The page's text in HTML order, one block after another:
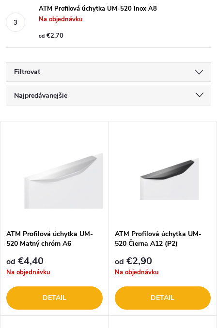
ATM Profilová úchytka UM-520 Inox A8
Na objednávku
od €2,70
Filtrovať
R
a
e
p
r
o
Najpredávanejšie
s
p
r
o
ATM Profilová úchytka UM-
520 Matný chróm A6
od €4,40
Na objednávku
DETAIL
ATM Profilová úchytka UM-
520 Čierna A12 (P2)
od €2,90
Na objednávku
DETAIL